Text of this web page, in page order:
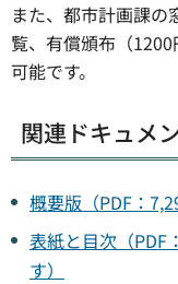
また、都市計画課の
覧、有償頒布（
可能です。
関連ドキュメ
概要版（PDF：
表紙と目次（PDF
す）